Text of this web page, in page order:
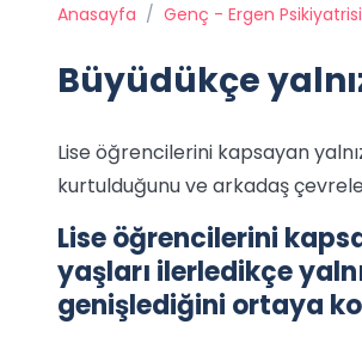
Anasayfa / Genç - Ergen Psikiyatrisi
Büyüdükçe
Lise öğrencilerini kapsayan
kurtulduğunu ve arkadaş
Lise öğrencilerini
yaşları ilerledikçe
genişlediğini ortaya